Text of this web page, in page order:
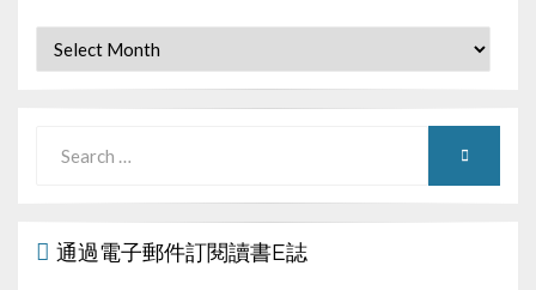
Archives
for:
SEARCH
通過電子郵件訂閱讀書E誌